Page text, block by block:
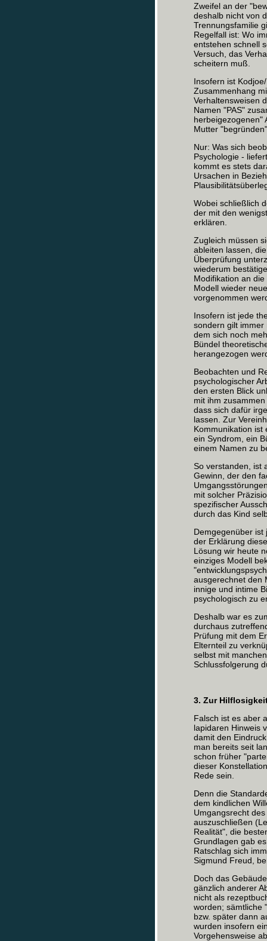
Zweifel an der
deshalb nicht von
Trennungsfamilie
Regelfall ist: Wo
entstehen schnell
Versuch, das
scheitern muß.
Insofern ist
Zusammenhang
Verhaltensweisen
Namen "PAS"
herbeigezogenen"
Mutter
Nur: Was sich
Psychologie -
kommt es stets
Ursachen in
Wobei schließlich
der mit den
erklären.
Zugleich müssen
ableiten lassen,
Überprüfung
wiederum
Modifikation an
Modell wieder
vorgenommen
Insofern ist jede
sondern gilt immer
dem sich noch
Bündel
herangezogen
Beobachten und
psychologischer
den ersten Blick
mit ihm
dass sich dafür
lassen. Zur
Kommunikation ist
ein Syndrom, ein
einem Namen zu
So verstanden, ist
Gewinn, der den
mit solcher
spezifischer
durch das Kind
Demgegenüber ist
der Erklärung
Lösung wir heute
einziges Modell
ausgerechnet den
innige und intime
psychologisch zu
Deshalb war es
durchaus
Prüfung mit dem
Elternteil zu
selbst mit
Schlussfolgerung
3. Zur
Falsch ist es aber
lapidaren Hinweis
damit den
man bereits seit
schon früher
dieser
Rede sein.
Denn die
dem kindlichen
Umgangsrecht
auszuschließen
Realität", die
Grundlagen gab
Ratschlag sich
Sigmund Freud,
Doch das
gänzlich anderer
nicht als
worden; sämtliche
bzw. später dann
wurden insofern
Vorgehensweise